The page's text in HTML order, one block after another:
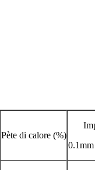
Pète di calore (%)